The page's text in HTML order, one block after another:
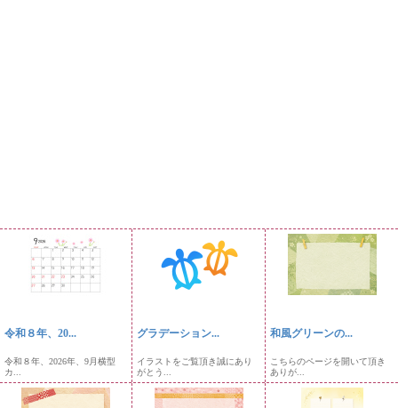
令和８年、20...
令和８年、2026年、9月横型
カ...
グラデーション...
イラストをご覧頂き誠にあり
がとう...
和風グリーンの...
こちらのページを開いて頂き
ありが...